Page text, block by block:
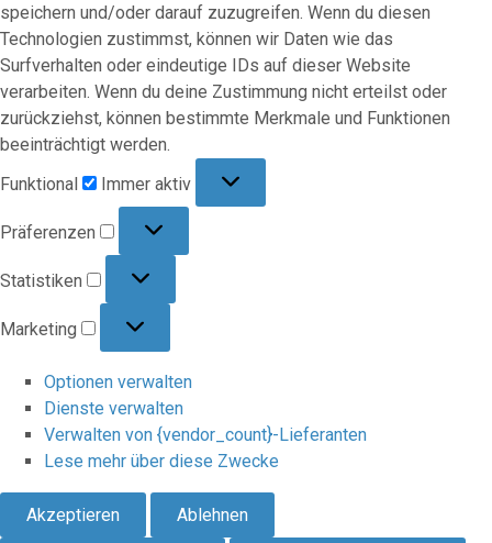
speichern und/oder darauf zuzugreifen. Wenn du diesen
Technologien zustimmst, können wir Daten wie das
Surfverhalten oder eindeutige IDs auf dieser Website
verarbeiten. Wenn du deine Zustimmung nicht erteilst oder
zurückziehst, können bestimmte Merkmale und Funktionen
beeinträchtigt werden.
Funktional
Immer aktiv
Präferenzen
Statistiken
Marketing
Optionen verwalten
Dienste verwalten
Verwalten von {vendor_count}-Lieferanten
Lese mehr über diese Zwecke
Akzeptieren Ablehnen